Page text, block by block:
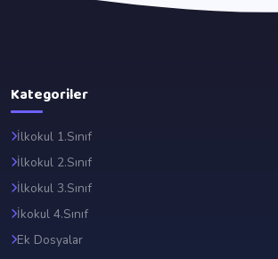
Kategoriler
İlkokul 1.Sınıf
İlkokul 2.Sınıf
İlkokul 3.Sınıf
İkokul 4.Sınıf
Ek Dosyalar